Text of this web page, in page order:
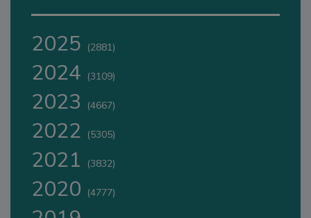
2025 (2881)
2024 (3109)
2023 (4667)
2022 (5305)
2021 (3832)
2020 (4777)